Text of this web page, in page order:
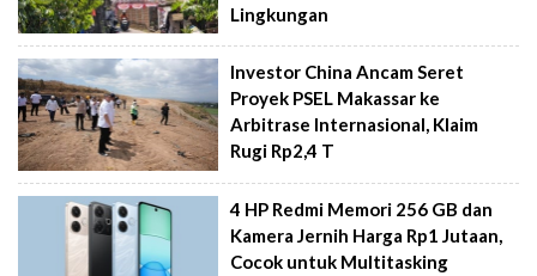
Lingkungan
Investor China Ancam Seret
Proyek PSEL Makassar ke
Arbitrase Internasional, Klaim
Rugi Rp2,4 T
4 HP Redmi Memori 256 GB dan
Kamera Jernih Harga Rp1 Jutaan,
Cocok untuk Multitasking